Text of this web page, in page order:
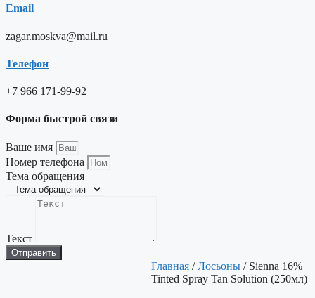
Email
zagar.moskva@mail.ru
Телефон
+7 966 171-99-92
Форма быстрой связи
Ваше имя
Номер телефона
Тема обращения
Текст
Отправить
Главная /Лосьоны / Sienna 16%
Tinted Spray Tan Solution (250мл)